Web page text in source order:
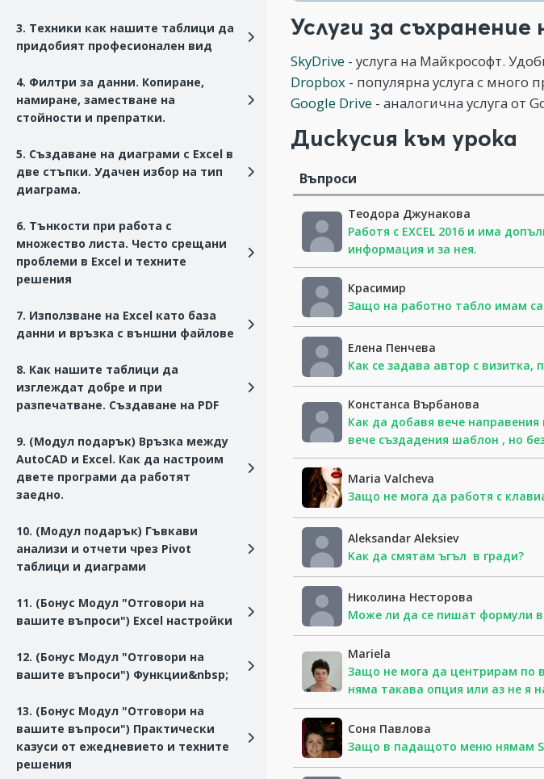
3. Техники как нашите таблици да
придобият професионален вид
4. Филтри за данни. Копиране,
намиране, заместване на
стойности и препратки.
5. Създаване на диаграми с Excel в
две стъпки. Удачен избор на тип
диаграма.
6. Тънкости при работа с
множество листа. Често срещани
проблеми в Excel и техните
решения
7. Използване на Excel като база
данни и връзка с външни файлове
8. Как нашите таблици да
изглеждат добре и при
разпечатване. Създаване на PDF
9. (Модул подарък) Връзка между
AutoCAD и Excel. Как да настроим
двете програми да работят
заедно.
10. (Модул подарък) Гъвкави
анализи и отчети чрез Pivot
таблици и диаграми
11. (Бонус Модул "Отговори на
вашите въпроси") Excel настройки
12. (Бонус Модул "Отговори на
вашите въпроси") Функции&nbsp;
13. (Бонус Модул "Отговори на
вашите въпроси") Практически
казуси от ежедневието и техните
решения
Услуги за
SkyDrive - услуга на Майкрософт.
Dropbox - популярна услуга с много
Google Drive - аналогична услуга от
Дискусия към урока
Въпроси
Теодора Джунакова
Работя с EXCEL 2016 и има
информация и за нея.
Красимир
Защо на работно табло имам
Елена Пенчева
Как се задава автор с визитка,
Констанса Върбанова
Как да добавя вече
вече създадения шаблон , но
Maria Valcheva
Защо не мога да работя с
Aleksandar Aleksiev
Kак да смятам ъгъл в гради?
Николина Несторова
Може ли да се пишат формули в
Mariela
Защо не мога да центрирам по
няма такава опция или аз не я
Соня Павлова
Защо в падащото меню нямам